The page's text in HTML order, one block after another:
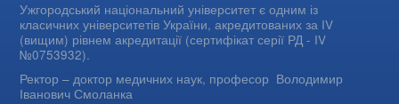
Ужгородський національний університет є одним із
класичних університетів України, акредитованих за IV
(вищим) рівнем акредитації (сертифікат серії РД - IV
№0753932).
Ректор – доктор медичних наук, професор Володимир
Іванович Смоланка